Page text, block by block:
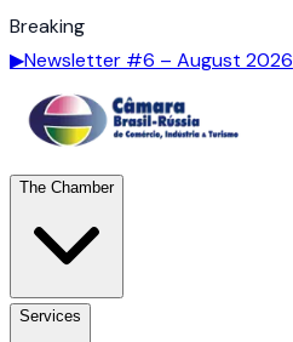
Breaking
▶Newsletter #6 – August 2026
The Chamber
Services